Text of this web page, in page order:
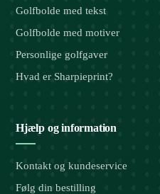
Golfbolde med tekst
Golfbolde med motiver
Personlige golfgaver
Hvad er Sharpieprint?
Hjælp og information
Kontakt og kundeservice
Følg din bestilling